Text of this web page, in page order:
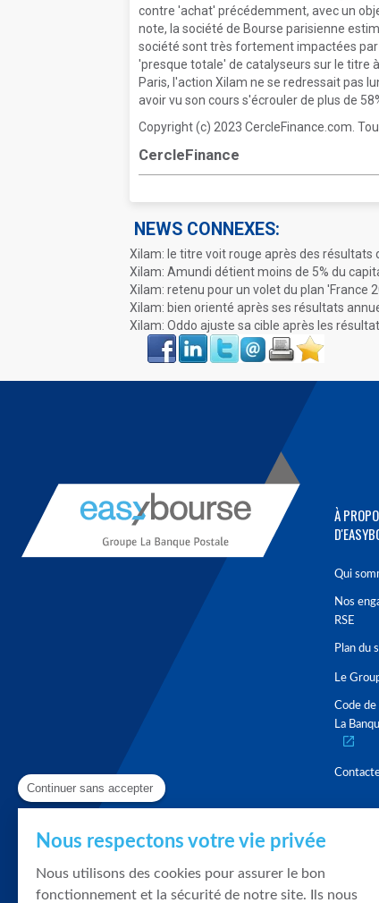
contre 'achat' précédemment, avec un
note, la société de Bourse parisienne
société sont très fortement impactées
'presque totale' de catalyseurs sur le titre
Paris, l'action Xilam ne se redressait pas
avoir vu son cours s'écrouler de plus de
Copyright (c) 2023 CercleFinance.com.
CercleFinance
NEWS CONNEXES:
Xilam: le titre voit rouge après des résultats
Xilam: Amundi détient moins de 5% du
Xilam: retenu pour un volet du plan 'France
Xilam: bien orienté après ses résultats
Xilam: Oddo ajuste sa cible après les
Face
book
LinkIn Twitter Envoyer ImprimerFavoris
À
Qui
Nos
RSE
Plan du
Le
Code
La
Continuer sans accepter
Nous respectons votre vie privée
Nous utilisons des cookies pour assurer le bon
fonctionnement et la sécurité de notre site. Ils nous